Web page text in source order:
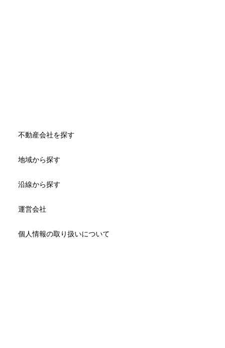
不動産会社を探す
地域から探す
沿線から探す
運営会社
個人情報の取り扱いについて